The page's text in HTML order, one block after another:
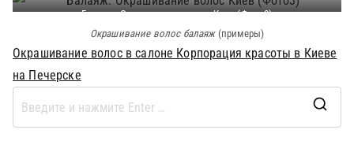
Балаяж. Окрашивание волос Киев (Фото3)
Окрашивание волос балаяж(примеры)
Окрашивание волос в салоне Корпорация красоты в Киеве
на Печерске